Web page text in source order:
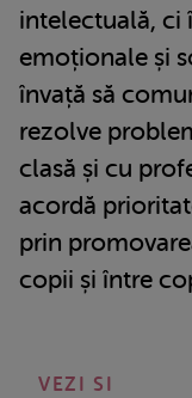
intelectuală, ci
emoționale și
învață să
rezolve
clasă și cu
acordă
prin
copii și între
VEZI SI